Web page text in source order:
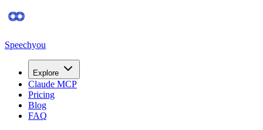
Speechyou
Explore
Claude MCP
Pricing
Blog
FAQ